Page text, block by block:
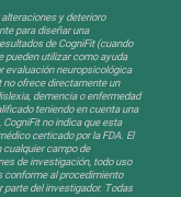
y deterioro
para diseñar una
de CogniFit (cuando
pueden utilizar como ayuda
evaluación neuropsicológica
no ofrece directamente un
demencia o enfermedad
teniendo en cuenta una
no indica que esta
certicado por la FDA. El
cualquier campo de
de investigación, todo uso
conforme al procedimiento
parte del investigador. Todas